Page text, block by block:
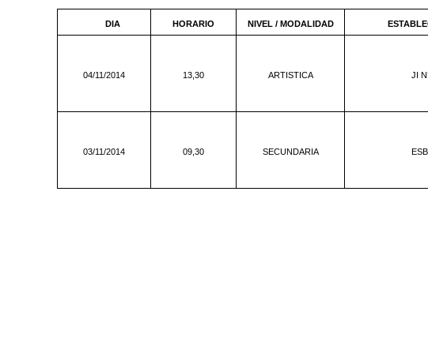
DIA HORARIO NIVEL / MODALIDAD
04/11/2014 13,30 ARTISTICA JI
03/11/2014 09,30 SECUNDARIA